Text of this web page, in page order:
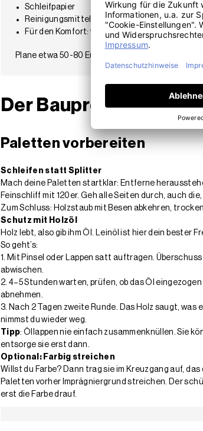
Schleifpapier
Reinigungsmittel
Für den Komfort: wetterfestePolsterund
Plane etwa 50-80 Euro für Materialien ein.
Der Bauprozess: Von
Paletten vorbereiten
Schleifen statt Splitter
Mach deine Paletten startklar: Entferne
Feinschliff mit 120er. Geh alle Seiten durch, auch
Zum Schluss: Holzstaub mit Besen abkehren,
Schutz mit Holzöl
Holz lebt, also gib ihm Öl. Leinöl ist hier dein bester
So geht’s:
1. Mit Pinsel oder Lappen satt auftragen.
abwischen.
2. 4–5 Stunden warten, prüfen, ob das Öl
abnehmen.
3. Nach 2 Tagen zweite Runde. Das Holz saugt, was
nimmst du wieder weg.
Tipp: Öllappen nie einfach zusammenknüllen. Sie
entsorge sie erst dann.
Optional: Farbig streichen
Willst du Farbe? Dann trag sie im Kreuzgang auf,
Paletten vorher Imprägniergrund streichen. Der
erst die Farbe drauf.